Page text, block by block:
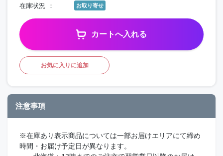
在庫状況 お取り寄せ
カートへ入れる
お気に入りに追加
注意事項
※在庫あり表示商品については一部お届けエリアにて締め
時間・お届け予定日が異なります。